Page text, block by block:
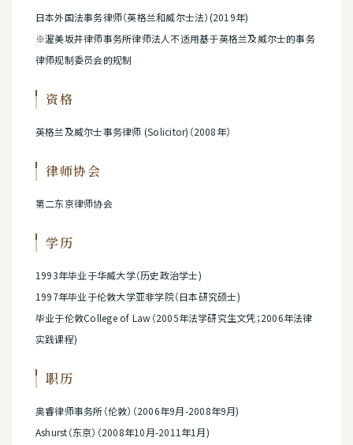
日本外国法事务律师（英格兰和威尔士法）(2019年)
※渥美坂井律师事务所律师法人不适用基于英格兰及威尔士的事务
律师规制委员会的规制
资格
英格兰及威尔士事务律师 (Solicitor)（2008年）
律师协会
第二东京律师协会
学历
1993年毕业于华威大学（历史政治学士)
1997年毕业于伦敦大学亚非学院（日本研究硕士)
毕业于伦敦College of Law（2005年法学研究生文凭；2006年法律
实践课程)
职历
奥睿律师事务所（伦敦）（2006年9月-2008年9月)
Ashurst（东京）（2008年10月-2011年1月)